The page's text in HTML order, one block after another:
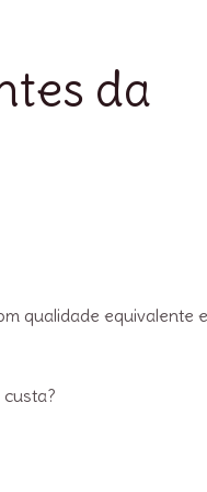
da
qualidade equivalente e